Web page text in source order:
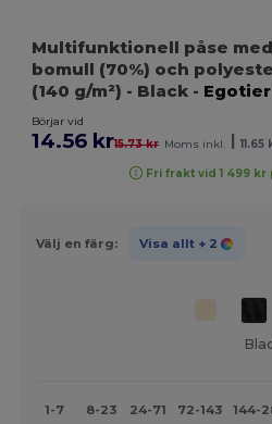
Multifunktionell påse
bomull (70%) och
(140 g/m²) - Black - Egotier
Börjar vid
14.56 kr15.73 kr Moms inkl. 11.65
Fri frakt vid 1 499
Välj en färg: Visa allt + 2
1-7 8-23 24-71 72-143 144-